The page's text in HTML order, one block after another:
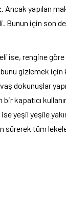
yapılan
Bunun için son
ise, rengine
gizlemek için
dokunuşlar
bir kapatıcı
ise yeşil yeşile
sürerek tüm